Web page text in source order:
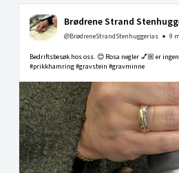
Brødrene Strand
@BrødreneStrandStenhuggerias 9
Bedriftsbesøk hos oss. 😊 Rosa negler 💅🏼 er
#prikkhamring #gravstein #gravminne